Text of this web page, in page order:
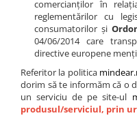
comercianţilor în
reglementărilor cu
consumatorilor și
04/06/2014 care
directive europene
Referitor la politica
dorim să te informăm că o
un serviciu de pe site-ul
produsul/serviciul, prin